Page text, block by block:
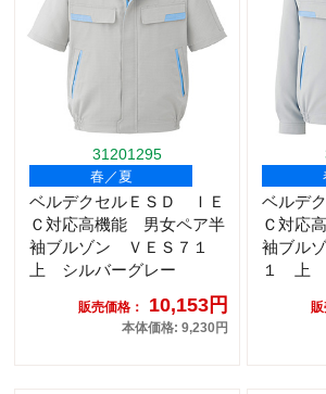
31201295
春／夏
ベルデクセルＥＳＤ ＩＥ
Ｃ対応高機能 男女ペア半
袖ブルゾン ＶＥＳ７１
上 シルバーグレー
販売価格： 10,153円
本体価格: 9,230円
ベルデ
Ｃ対応
袖ブル
１ 上
販